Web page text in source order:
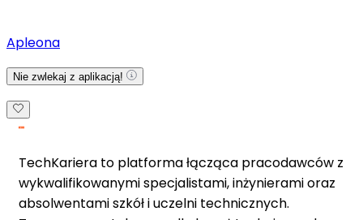
Apleona
Nie zwlekaj z aplikacją!
TechKariera to platforma łącząca pracodawców z
wykwalifikowanymi specjalistami, inżynierami oraz
absolwentami szkół i uczelni technicznych.